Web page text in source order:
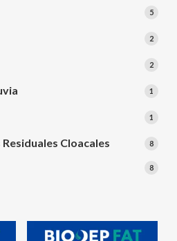
55
22
22
1
1
Cloacales 88
88